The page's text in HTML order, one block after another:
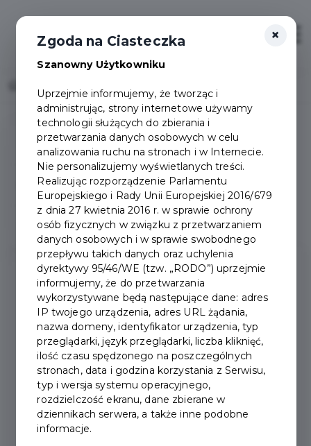
Hofheim am Taunus
Šilutė
Kupiańsk
ŠILUTĖ
×
Zgoda na Ciasteczka
Szanowny Użytkowniku
Uprzejmie informujemy, że tworząc i
administrując, strony internetowe używamy
technologii służących do zbierania i
przetwarzania danych osobowych w celu
analizowania ruchu na stronach i w Internecie.
Nie personalizujemy wyświetlanych treści.
Realizując rozporządzenie Parlamentu
Europejskiego i Rady Unii Europejskiej 2016/679
z dnia 27 kwietnia 2016 r. w sprawie ochrony
osób fizycznych w związku z przetwarzaniem
danych osobowych i w sprawie swobodnego
przepływu takich danych oraz uchylenia
dyrektywy 95/46/WE (tzw. „RODO”) uprzejmie
informujemy, że do przetwarzania
wykorzystywane będą następujące dane: adres
IP twojego urządzenia, adres URL żądania,
nazwa domeny, identyfikator urządzenia, typ
przeglądarki, język przeglądarki, liczba kliknięć,
ilość czasu spędzonego na poszczególnych
stronach, data i godzina korzystania z Serwisu,
typ i wersja systemu operacyjnego,
rozdzielczość ekranu, dane zbierane w
dziennikach serwera, a także inne podobne
informacje.